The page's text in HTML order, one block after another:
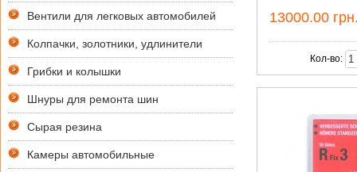
Вентили для легковых автомобилей
Колпачки, золотники, удлинители
Грибки и колышки
Шнуры для ремонта шин
Сырая резина
Камеры автомобильные
13000.00
Кол-во: